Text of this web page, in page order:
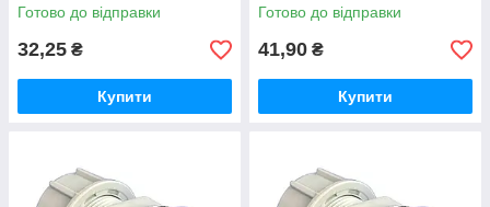
Готово до відправки
32,25 ₴
Купити
Готово до відправки
41,90 ₴
Купити